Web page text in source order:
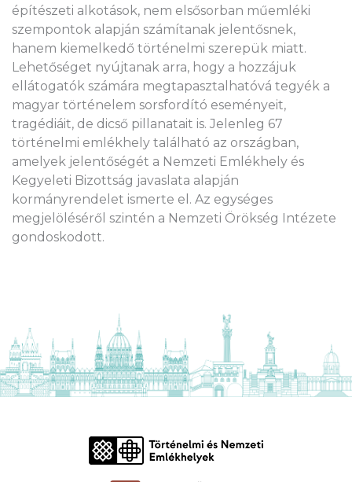
építészeti alkotások, nem elsősorban műemléki
szempontok alapján számítanak jelentősnek,
hanem kiemelkedő történelmi szerepük miatt.
Lehetőséget nyújtanak arra, hogy a hozzájuk
ellátogatók számára megtapasztalhatóvá tegyék a
magyar történelem sorsfordító eseményeit,
tragédiáit, de dicső pillanatait is. Jelenleg 67
történelmi emlékhely található az országban,
amelyek jelentőségét a Nemzeti Emlékhely és
Kegyeleti Bizottság javaslata alapján
kormányrendelet ismerte el. Az egységes
megjelöléséről szintén a Nemzeti Örökség Intézete
gondoskodott.